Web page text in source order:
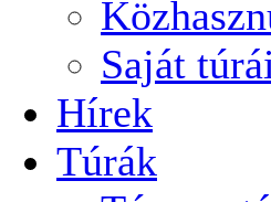
Saját
Hírek
Túrák